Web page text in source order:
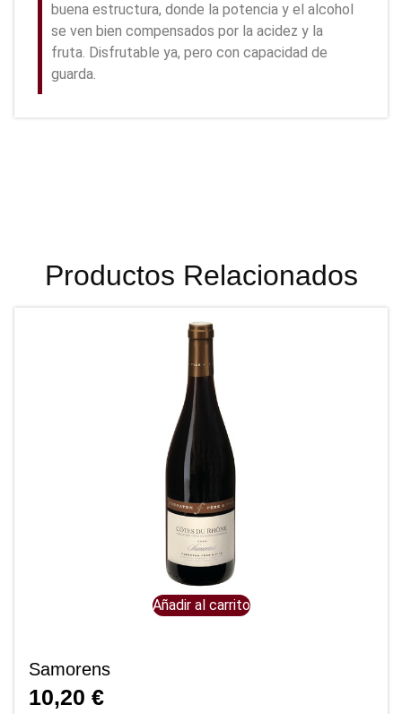
buena estructura, donde la potencia y el alcohol
se ven bien compensados por la acidez y la
fruta. Disfrutable ya, pero con capacidad de
guarda.
Productos Relacionados
Añadir al carrito
Samorens
10,20 €